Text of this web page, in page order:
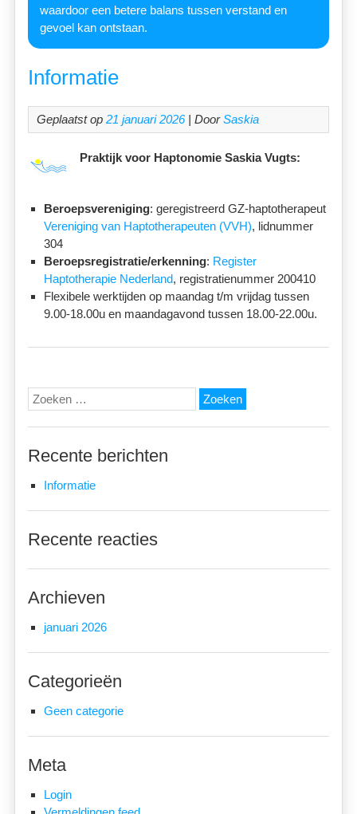
waardoor een betere balans tussen verstand en
gevoel kan ontstaan.
Informatie
Geplaatst op21 januari 2026| DoorSaskia
Praktijk voor Haptonomie Saskia Vugts:
Beroepsvereniging: geregistreerd GZ-haptotherapeut
Vereniging van Haptotherapeuten (VVH), lidnummer
304
Beroepsregistratie/erkenning: Register
Haptotherapie Nederland, registratienummer 200410
Flexibele werktijden op maandag t/m vrijdag tussen
9.00-18.00u en maandagavond tussen 18.00-22.00u.
Zoeken
naar:
Recente berichten
Informatie
Recente reacties
Archieven
januari 2026
Categorieën
Geen categorie
Meta
Login